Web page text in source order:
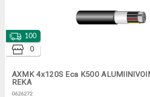
AXMK 4x120S Eca K500
REKA
0626272
100
0